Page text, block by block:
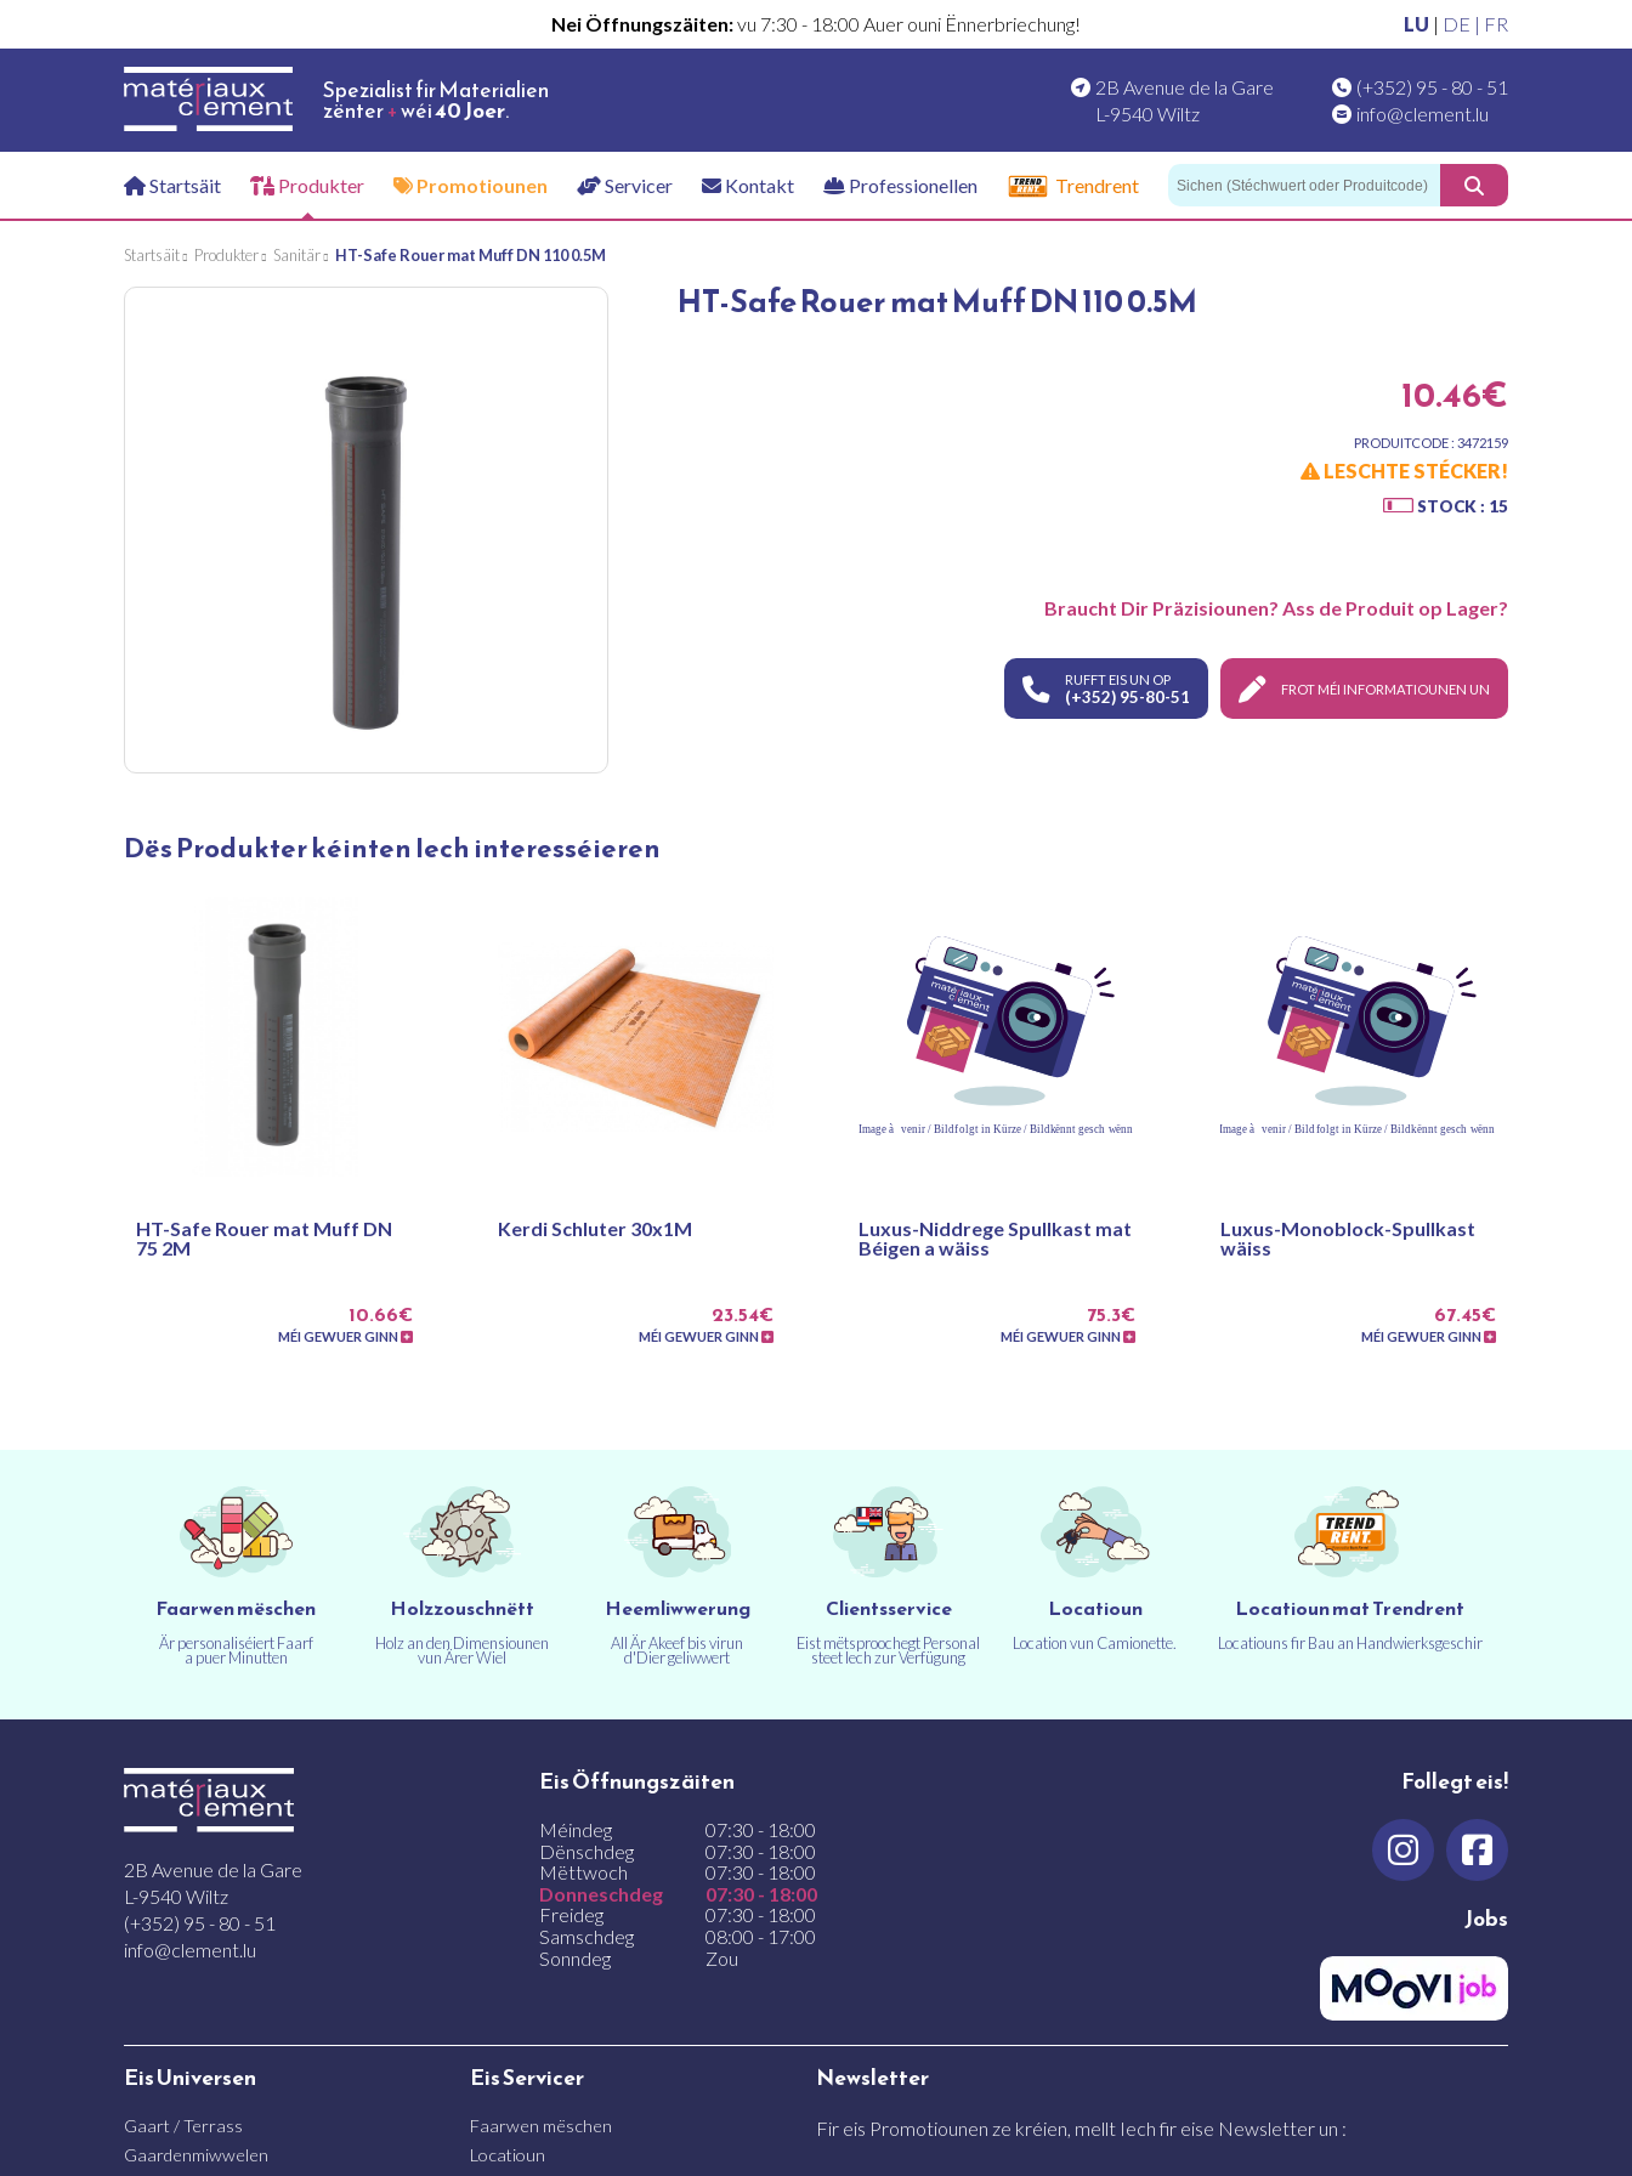
Nei Öffnungszäiten:vu 7:30 - 18:00 Auer ouni Ënnerbriechung! LU | DE | FR
Spezialist fir Materialien
zënter+wéi40 Joer.
2B Avenue de la Gare
L-9540 Wiltz
(+352) 95 - 80 - 51
info@clement.lu
Startsäit Produkter Promotiounen Servicer Kontakt Professionellen Trendrent
Startsäit Produkter Sanitär HT-Safe Rouer mat Muff DN 110 0.5M
HT-Safe Rouer mat Muff DN 110 0.5M
10.46€
PRODUITCODE : 3472159
LESCHTE STÉCKER!
STOCK : 15
Braucht Dir Präzisiounen? Ass de Produit op Lager?
RUFFT EIS UN OP
(+352) 95-80-51 FROT MÉI INFORMATIOUNEN UN
Dës Produkter kéinten Iech interesséieren
HT-Safe Rouer mat Muff DN
75 2M
10.66€
MÉI GEWUER GINN
Kerdi Schluter 30x1M
23.54€
MÉI GEWUER GINN
Luxus-Niddrege Spullkast mat
Béigen a wäiss
75.3€
MÉI GEWUER GINN
Luxus-Monoblock-Spullkast
wäiss
67.45€
MÉI GEWUER GINN
Faarwen mëschen
Är personaliséiert Faarf
a puer Minutten
Holzzouschnëtt
Holz an den Dimensiounen
vun Ärer Wiel
Heemliwwerung
All Är Akeef bis virun
d'Dier geliwwert
Clientsservice
Eist mëtsproochegt Personal
steet Iech zur Verfügung
Locatioun
Location vun Camionette.
Locatioun mat Trendrent
Locatiouns fir Bau an Handwierksgeschir
2B Avenue de la Gare
L-9540 Wiltz
(+352) 95 - 80 - 51
info@clement.lu
Eis Öffnungszäiten
Méindeg
07:30 - 18:00
Dënschdeg
07:30 - 18:00
Mëttwoch
07:30 - 18:00
Donneschdeg
07:30 - 18:00
Freideg
07:30 - 18:00
Samschdeg
08:00 - 17:00
Sonndeg
Zou
Follegt eis!
Jobs
Eis Universen
Gaart / Terrass
Gaardenmiwwelen
Eis Servicer
Faarwen mëschen
Locatioun
Newsletter
Fir eis Promotiounen ze kréien, mellt Iech fir eise Newsletter un :